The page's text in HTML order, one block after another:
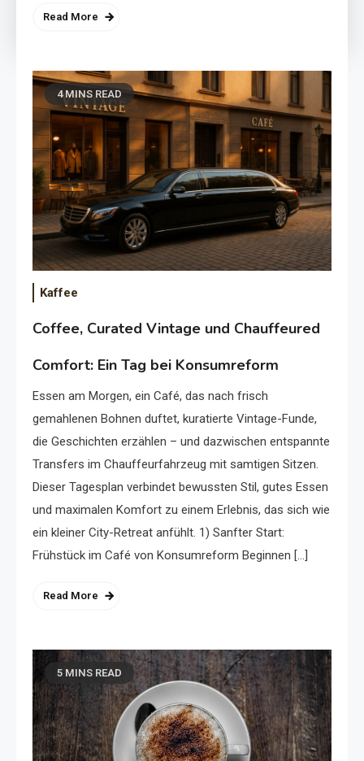
Read More
4 MINS READ
Kaffee
Coffee, Curated Vintage und Chauffeured
Comfort: Ein Tag bei Konsumreform
Essen am Morgen, ein Café, das nach frisch
gemahlenen Bohnen duftet, kuratierte Vintage-Funde,
die Geschichten erzählen – und dazwischen entspannte
Transfers im Chauffeurfahrzeug mit samtigen Sitzen.
Dieser Tagesplan verbindet bewussten Stil, gutes Essen
und maximalen Komfort zu einem Erlebnis, das sich wie
ein kleiner City-Retreat anfühlt. 1) Sanfter Start:
Frühstück im Café von Konsumreform Beginnen […]
Read More
5 MINS READ